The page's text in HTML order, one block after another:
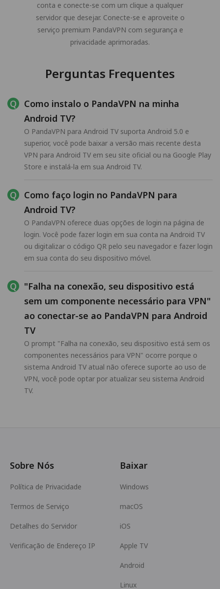
conta e conecte-se com um clique a qualquer
servidor que desejar. Conecte-se e aproveite o
serviço premium PandaVPN com segurança e
privacidade aprimoradas.
Perguntas Frequentes
Como instalo o PandaVPN na minha
Android TV?
O PandaVPN para Android TV suporta Android 5.0 e
superior, você pode baixar a versão mais recente desta
VPN para Android TV em seu site oficial ou na Google Play
Store e instalá-la em sua Android TV.
Como faço login no PandaVPN para
Android TV?
O PandaVPN oferece duas opções de login na página de
login. Você pode fazer login em sua conta na Android TV
ou digitalizar o código QR pelo seu navegador e fazer login
em sua conta do seu dispositivo móvel.
"Falha na conexão, seu dispositivo está
sem um componente necessário para VPN"
ao conectar-se ao PandaVPN para Android
TV
O prompt "Falha na conexão, seu dispositivo está sem os
componentes necessários para VPN" ocorre porque o
sistema Android TV atual não oferece suporte ao uso de
VPN, você pode optar por atualizar seu sistema Android
TV.
Sobre Nós
Política de Privacidade
Termos de Serviço
Detalhes do Servidor
Verificação de Endereço IP
Baixar
Windows
macOS
iOS
Apple TV
Android
Linux